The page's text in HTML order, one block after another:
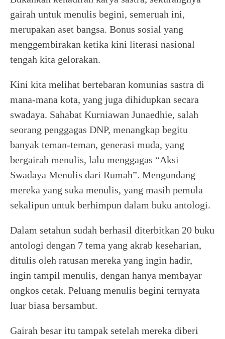
gairah untuk menulis begini, semeruah ini,
merupakan aset bangsa. Bonus sosial yang
menggembirakan ketika kini literasi nasional
tengah kita gelorakan.
Kini kita melihat bertebaran komunias sastra di
mana-mana kota, yang juga dihidupkan secara
swadaya. Sahabat Kurniawan Junaedhie, salah
seorang penggagas DNP, menangkap begitu
banyak teman-teman, generasi muda, yang
bergairah menulis, lalu menggagas “Aksi
Swadaya Menulis dari Rumah”. Mengundang
mereka yang suka menulis, yang masih pemula
sekalipun untuk berhimpun dalam buku antologi.
Dalam setahun sudah berhasil diterbitkan 20 buku
antologi dengan 7 tema yang akrab keseharian,
ditulis oleh ratusan mereka yang ingin hadir,
ingin tampil menulis, dengan hanya membayar
ongkos cetak. Peluang menulis begini ternyata
luar biasa bersambut.
Gairah besar itu tampak setelah mereka diberi